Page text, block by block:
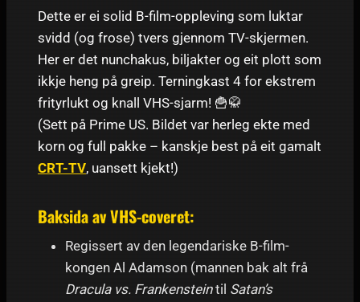
Dette er ei solid B-film-oppleving som luktar
svidd (og frose) tvers gjennom TV-skjermen.
Her er det nunchakus, biljakter og eit plott som
ikkje heng på greip. Terningkast 4 for ekstrem
frityrlukt og knall VHS-sjarm! 🍟🥋
(Sett på Prime US. Bildet var herleg ekte med
korn og full pakke – kanskje best på eit gamalt
CRT-TV, uansett kjekt!)
Baksida av VHS-coveret:
Regissert av den legendariske B-film-
kongen Al Adamson (mannen bak alt frå
Dracula vs. Frankensteintil Satan’s